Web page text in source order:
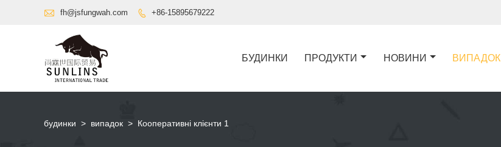
 fh@jsfungwah.com  +86-15895679222
БУДИНКИ ПРОДУКТИ НОВИНИ ВИПАДОК
будинки > випадок > Кооперативні клієнти 1